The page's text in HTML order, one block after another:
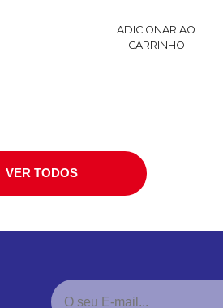
ADICIONAR AO
CARRINHO
VER TODOS